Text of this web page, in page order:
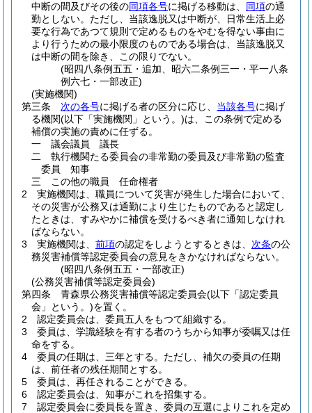
中断の間及びその後の同項各号に掲げる移動は、 同項の通
勤としない。 ただし、当該逸脱又は中断が、日常生活上必
要な行為であつて規則で定めるものをやむを得ない事由に
より行うための最小限度のものである場合は、当該逸脱又
は中断の間を除き、この限りでない。
(昭四八条例五五・追加、昭六二条例三一・平一八条
例六七・一部改正)
(実施機関)
第三条
次の各号に掲げる者の区分に応じ、 当該各号に掲げ
る機関(以下「実施機関」という。)は、この条例で定める
補償の実施の責めに任ずる。
一
議会議員 議長
二
執行機関たる委員会の非常勤の委員及び非常勤の監査
委員 知事
三
この他の職員 任命権者
2
実施機関は、職員について災害が発生した場合において、
その災害が公務又は通勤により生じたものであると認定し
たときは、すみやかに補償を受けるべき者に通知しなけれ
ばならない。
3
実施機関は、 前項の認定をしようとするときは、 次条の公
務災害補償等認定委員会の意見をきかなければならない。
(昭四八条例五五・一部改正)
(公務災害補償等認定委員会)
第四条
青森県公務災害補償等認定委員会(以下「認定委員
会」という。)を置く。
2
認定委員会は、委員五人をもつて組織する。
3
委員は、学識経験を有する者のうちから知事が委嘱又は任
命をする。
4
委員の任期は、三年とする。 ただし、補欠の委員の任期
は、前任者の残任期間とする。
5
委員は、再任されることができる。
6
認定委員会は、知事がこれを招集する。
7
認定委員会に委員長を置き、委員の互選によりこれを定め